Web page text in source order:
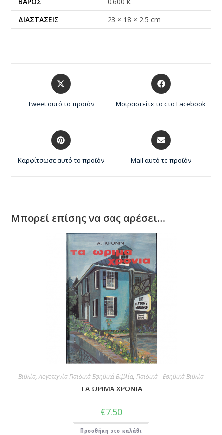
ΔΙΑΣΤΆΣΕΙΣ
23 × 18 × 2.5 cm
Tweet αυτό το προϊόν Μοιραστείτε το στο Facebook
Καρφίτσωσε αυτό το προϊόν Mail αυτό το προϊόν
Μπορεί επίσης να σας αρέσει…
Βιβλία,Λογοτεχνία Παιδικά Εφηβικά Βιβλία, Παιδικά - Εφηβικά Βιβλία
ΤΑ ΩΡΙΜΑ ΧΡΟΝΙΑ
€7.50
Προσθήκη στο καλάθι